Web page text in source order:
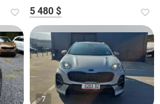
5 480 $
7